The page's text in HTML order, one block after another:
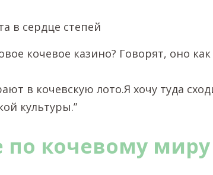
в сердце степей
кочевое казино? Говорят, оно
в кочевскую лото.Я хочу туда
культуры.”
по кочевому миру